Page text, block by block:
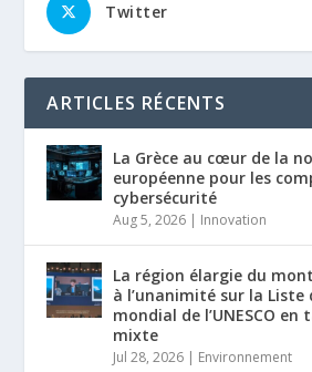
Twitter
ARTICLES RÉCENTS
La Grèce au cœur de la
européenne pour les
cybersécurité
Aug 5, 2026 | Innovation
La région élargie du
à l’unanimité sur la
mondial de l’UNESCO
mixte
Jul 28, 2026 | Environnement